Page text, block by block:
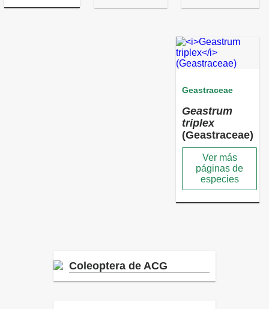
Geastraceae
Geastrum
triplex
(Geastraceae)
Ver más
páginas de
especies
Coleoptera de ACG